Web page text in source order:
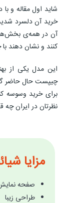
خرید آن دلسرد
آن در همه‌ی بخش‌ها،
کنند و نشان دهند
این مدل یکی از
چیپست حال حاضر
نظرتان در ایران چه
مزایا شیائومی
صفحه نمایش
طراحی زیبا